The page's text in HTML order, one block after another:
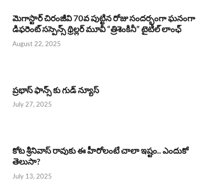
మెగాస్టార్ చిరంజీవి 70వ పుట్టిన రోజు సందర్భంగా ఘనంగా
డిఫరెంట్ సస్పెన్స్ థ్రిల్లర్ మూవీ “త్రిశెంకినీ” టైటిల్ లాంఛ్
August 22, 2025
ప్రభాస్ ఫాన్స్ కు గుడ్ న్యూస్
July 27, 2025
కోట శ్రీనివాస్ రావుకు ఈ హీరోలంటే చాలా ఇష్టం.. ఎందుకో
తెలుసా?
July 13, 2025